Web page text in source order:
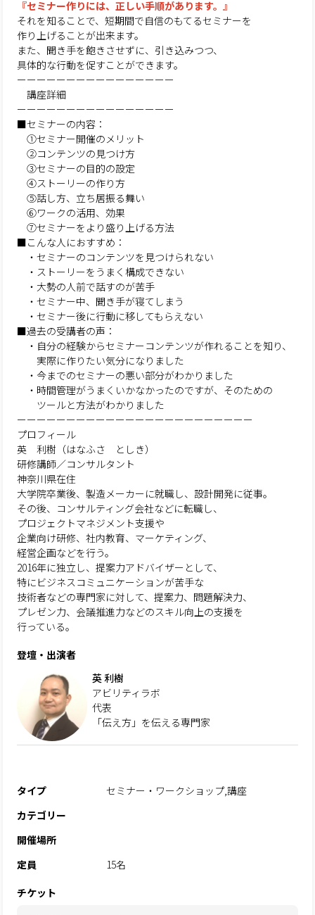
『セミナー作りには、正しい手順があります。』
それを知ることで、短期間で自信のもてるセミナーを
作り上げることが出来ます。
また、聞き手を飽きさせずに、引き込みつつ、
具体的な行動を促すことができます。
ーーーーーーーーーーーーーーーー
講座詳細
ーーーーーーーーーーーーーーーー
■セミナーの内容：
①セミナー開催のメリット
②コンテンツの見つけ方
③セミナーの目的の設定
④ストーリーの作り方
⑤話し方、立ち居振る舞い
⑥ワークの活用、効果
⑦セミナーをより盛り上げる方法
■こんな人におすすめ：
・セミナーのコンテンツを見つけられない
・ストーリーをうまく構成できない
・大勢の人前で話すのが苦手
・セミナー中、聞き手が寝てしまう
・セミナー後に行動に移してもらえない
■過去の受講者の声：
・自分の経験からセミナーコンテンツが作れることを知り、
実際に作りたい気分になりました
・今までのセミナーの悪い部分がわかりました
・時間管理がうまくいかなかったのですが、そのための
ツールと方法がわかりました
ーーーーーーーーーーーーーーーーーーーーーーーー
プロフィール
英 利樹（はなふさ としき）
研修講師／コンサルタント
神奈川県在住
大学院卒業後、製造メーカーに就職し、設計開発に従事。
その後、コンサルティング会社などに転職し、
プロジェクトマネジメント支援や
企業向け研修、社内教育、マーケティング、
経営企画などを行う。
2016年に独立し、提案力アドバイザーとして、
特にビジネスコミュニケーションが苦手な
技術者などの専門家に対して、提案力、問題解決力、
プレゼン力、会議推進力などのスキル向上の支援を
行っている。
登壇・出演者
英 利樹
アビリティラボ
代表
「伝え方」を伝える専門家
タイプ
セミナー・ワークショップ,講座
カテゴリー
開催場所
定員
15名
チケット